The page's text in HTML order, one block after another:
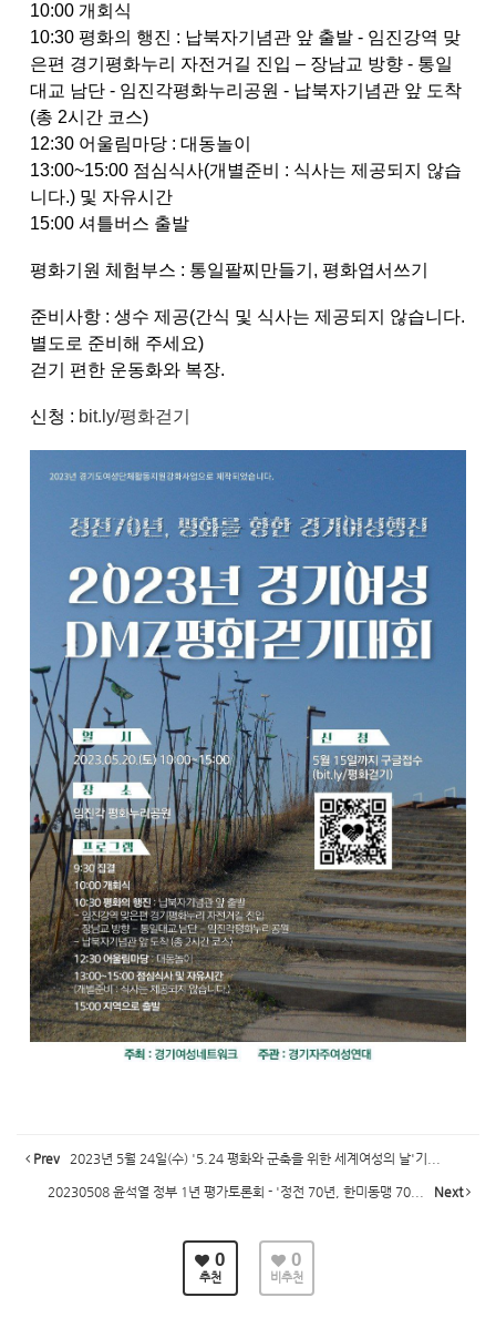
10:00 개회식
10:30 평화의 행진 : 납북자기념관 앞 출발 - 임진강역 맞
은편 경기평화누리 자전거길 진입 – 장남교 방향 - 통일
대교 남단 - 임진각평화누리공원 - 납북자기념관 앞 도착
(총 2시간 코스)
12:30 어울림마당 : 대동놀이
13:00~15:00 점심식사(개별준비 : 식사는 제공되지 않습
니다.) 및 자유시간
15:00 셔틀버스 출발
평화기원 체험부스 : 통일팔찌만들기, 평화엽서쓰기
준비사항 : 생수 제공(간식 및 식사는 제공되지 않습니다.
별도로 준비해 주세요)
걷기 편한 운동화와 복장.
신청 : bit.ly/평화걷기
Prev 2023년 5월 24일(수) '5.24 평화와 군축을 위한 세계여성의 날'기...
20230508 윤석열 정부 1년 평가토론회 - '정전 70년, 한미동맹 70... Next
0
추천
0
비추천